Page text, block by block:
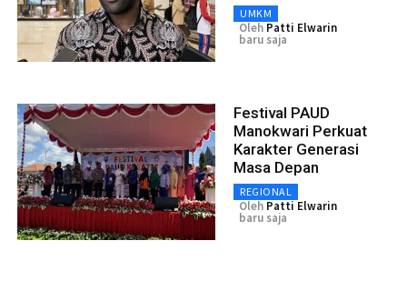
UMKM
Oleh Patti Elwarin
baru saja
Festival PAUD
Manokwari Perkuat
Karakter Generasi
Masa Depan
REGIONAL
Oleh Patti Elwarin
baru saja